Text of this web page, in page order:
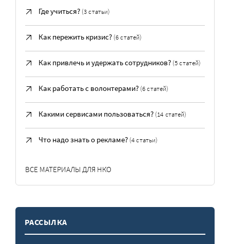
Где учиться? (3 статьи)
Как пережить кризис? (6 статей)
Как привлечь и удержать сотрудников? (5 статей)
Как работать с волонтерами? (6 статей)
Какими сервисами пользоваться? (14 статей)
Что надо знать о рекламе? (4 статьи)
ВСЕ МАТЕРИАЛЫ ДЛЯ НКО
РАССЫЛКА